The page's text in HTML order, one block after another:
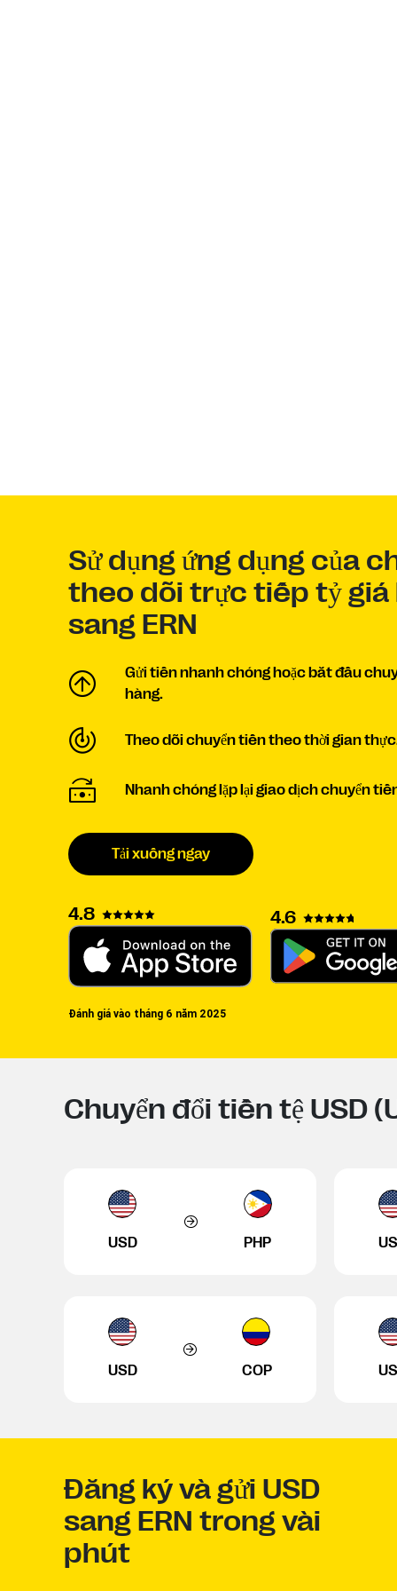
Sử dụng ứng dụng của
theo dõi trực tiếp tỷ giá
sang ERN
Gửi tiền nhanh chóng hoặc bắt đầu
hàng.
Theo dõi chuyển tiền theo thời gian
Nhanh chóng lặp lại giao dịch chuyển
Tải xuống ngay
4.8 4.6
Đánh giá vào tháng 6 năm 2025
Chuyển đổi tiền tệ USD
USD PHP
USD COP
Đăng ký và gửi USD
sang ERN trong vài
phút